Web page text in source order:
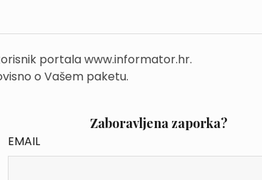
portala www.informator.hr.
o Vašem paketu.
Zaboravljena zaporka?
EMAIL